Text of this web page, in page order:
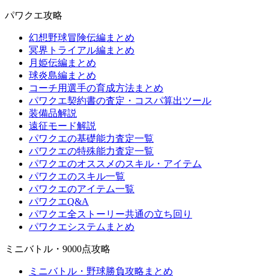
パワクエ攻略
幻想野球冒険伝編まとめ
冥界トライアル編まとめ
月姫伝編まとめ
球炎島編まとめ
コーチ用選手の育成方法まとめ
パワクエ契約書の査定・コスパ算出ツール
装備品解説
遠征モード解説
パワクエの基礎能力査定一覧
パワクエの特殊能力査定一覧
パワクエのオススメのスキル・アイテム
パワクエのスキル一覧
パワクエのアイテム一覧
パワクエQ&A
パワクエ全ストーリー共通の立ち回り
パワクエシステムまとめ
ミニバトル・9000点攻略
ミニバトル・野球勝負攻略まとめ